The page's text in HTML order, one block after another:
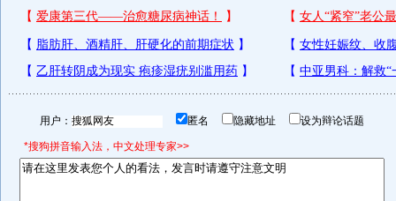
用户： 匿名 隐藏地址 设为辩论话题
*搜狗拼音输入法，中文处理专家>>